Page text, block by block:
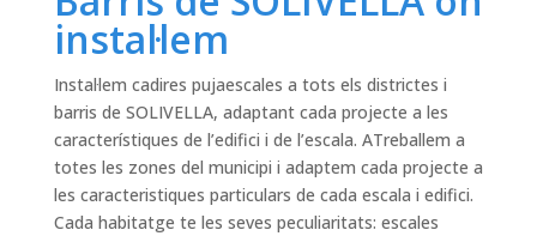
instal·lem
Instal·lem cadires pujaescales a tots els districtes i
barris de SOLIVELLA, adaptant cada projecte a les
característiques de l’edifici i de l’escala. ATreballem a
totes les zones del municipi i adaptem cada projecte a
les caracteristiques particulars de cada escala i edifici.
Cada habitatge te les seves peculiaritats: escales